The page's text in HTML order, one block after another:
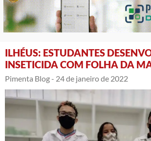
ILHÉUS: ESTUDANTES
INSETICIDA COM FOLHA DA
Pimenta Blog - 24 de janeiro de 2022